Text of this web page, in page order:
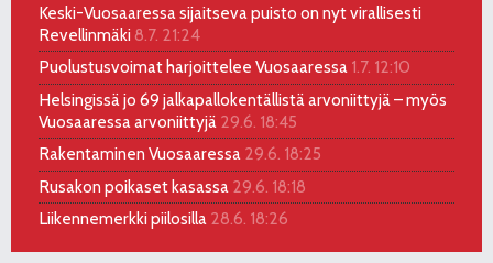
Keski-Vuosaaressa sijaitseva puisto on nyt virallisesti
Revellinmäki 8.7. 21:24
Puolustusvoimat harjoittelee Vuosaaressa 1.7. 12:10
Helsingissä jo 69 jalkapallokentällistä arvoniittyjä – myös
Vuosaaressa arvoniittyjä 29.6. 18:45
Rakentaminen Vuosaaressa 29.6. 18:25
Rusakon poikaset kasassa 29.6. 18:18
Liikennemerkki piilosilla 28.6. 18:26